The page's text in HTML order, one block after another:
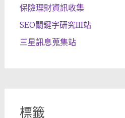
保險理財資訊收集
SEO關鍵字研究III站
三星訊息蒐集站
標籤